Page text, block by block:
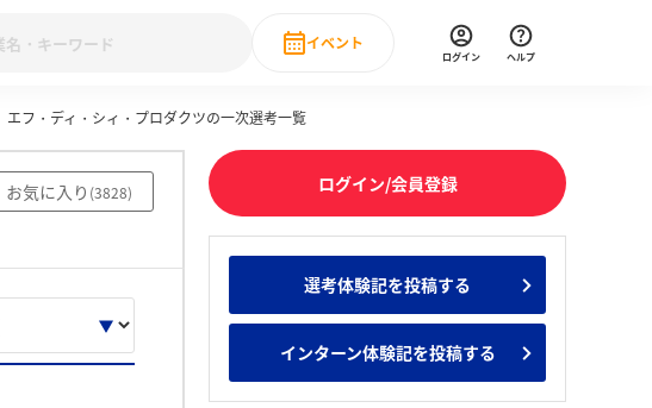
みんなの新卒就職人気企業ランキング みんなのインターン人気企業ランキ
28卒 IT・DX現場社員インタビュー
イベント
直近のイベント一覧
ログイン ヘルプ
エフ・ディ・シィ・プロダクツの一次選考一覧
お気に入り (3828)
ログイン/会員登録
選考体験記を投稿する
インターン体験記を投稿する